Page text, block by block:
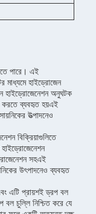
পারে। এই
মাধ্যমে হাইড্রোজেন
হাইড্রোজেনেশন অনুঘটক
করতে ব্যবহৃত হয়এই
উত্পাদনেও
বিক্রিয়াগুলিতে
সহএই
উৎপাদনেও ব্যবহৃত
এটি প্রায়শই ড্রপ বল
বল চুল্লি নিশ্চিত করে যে